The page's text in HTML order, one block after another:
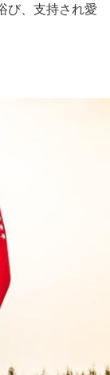
び、支持され愛